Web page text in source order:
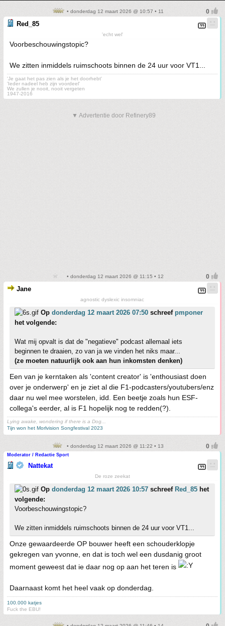
• donderdag 12 maart 2026 @ 10:57 • 11
Red_85
'echt wel'
Voorbeschouwingstopic?
We zitten inmiddels ruimschoots binnen de 24 uur voor VT1...
'Je gaat het pas zien als je het doorhebt'
'Ieder nadeel heb zijn voordeel'
We zullen je nooit, nooit vergeten
1947-2016
▼ Advertentie door Refinery89
• donderdag 12 maart 2026 @ 11:15 • 12
Jane
agnostic dyslexic insomniac
Op donderdag 12 maart 2026 07:50 schreef pmponer
het volgende:
Wat mij opvalt is dat de "negatieve" podcast allemaal iets
beginnen te draaien, zo van ja we vinden het niks maar...
(ze moeten natuurlijk ook aan hun inkomsten denken)
Een van je kerntaken als 'content creator' is 'enthousiast doen
over je onderwerp' en je ziet al die F1-podcasters/youtubers/enz
daar nu wel mee worstelen, idd. Een beetje zoals hun ESF-
collega's eerder, al is F1 hopelijk nog te redden(?).
Lying awake, wondering if there is a Dog...
Tijn won het Morlvision Songfestival 2023
• donderdag 12 maart 2026 @ 11:22 • 13
Moderator / Redactie Sport
Nattekat
De roze zeekat
Op donderdag 12 maart 2026 10:57 schreef Red_85 het
volgende:
Voorbeschouwingstopic?
We zitten inmiddels ruimschoots binnen de 24 uur voor VT1...
Onze gewaardeerde OP bouwer heeft een schouderklopje
gekregen van yvonne, en dat is toch wel een dusdanig groot
moment geweest dat ie daar nog op aan het teren is
Daarnaast komt het heel vaak op donderdag.
100.000 katjes
Fuck the EBU!